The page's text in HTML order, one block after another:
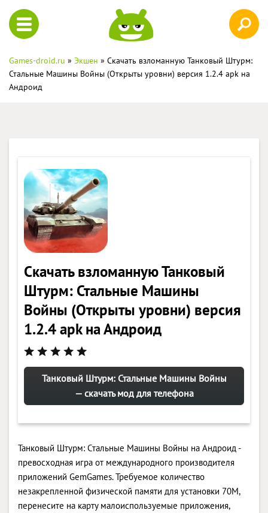
Games-droid.ru » Экшен » Скачать взломанную Танковый Штурм:
Стальные Машины Войны (Открыты уровни) версия 1.2.4 apk на
Андроид
Скачать взломанную Танковый
Штурм: Стальные Машины
Войны (Открыты уровни) версия
1.2.4 apk на Андроид
Танковый Штурм: Стальные Машины Войны
— скачать мод для телефона
Танковый Штурм: Стальные Машины Войны на Андроид -
превосходная игра от международного производителя
приложений GemGames. Требуемое количество
незакрепленной физической памяти для установки 70M,
перенесите на карту малоиспользуемые приложения,